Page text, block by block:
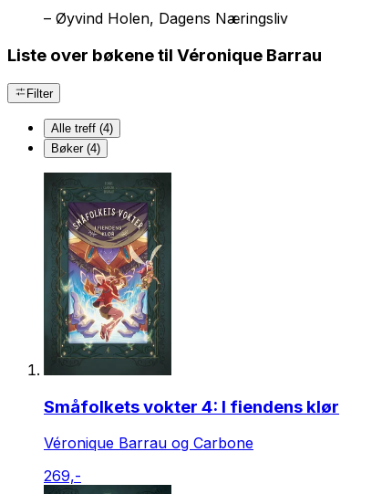
– Øyvind Holen, Dagens Næringsliv
Liste over bøkene til Véronique Barrau
Filter
Alle treff (4)
Bøker (4)
Småfolkets vokter 4: I fiendens klør
Véronique Barrau og Carbone
269,-